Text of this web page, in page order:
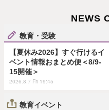
NEWS
教育・受験
【夏休み2026】すぐ行けるイ
ベント情報おまとめ便＜8/9-
15開催＞
2026.8.7 Fri 19:45
教育イベント